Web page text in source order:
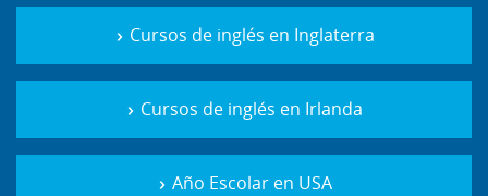
Cursos de inglés en Inglaterra
Cursos de inglés en Irlanda
Año Escolar en USA